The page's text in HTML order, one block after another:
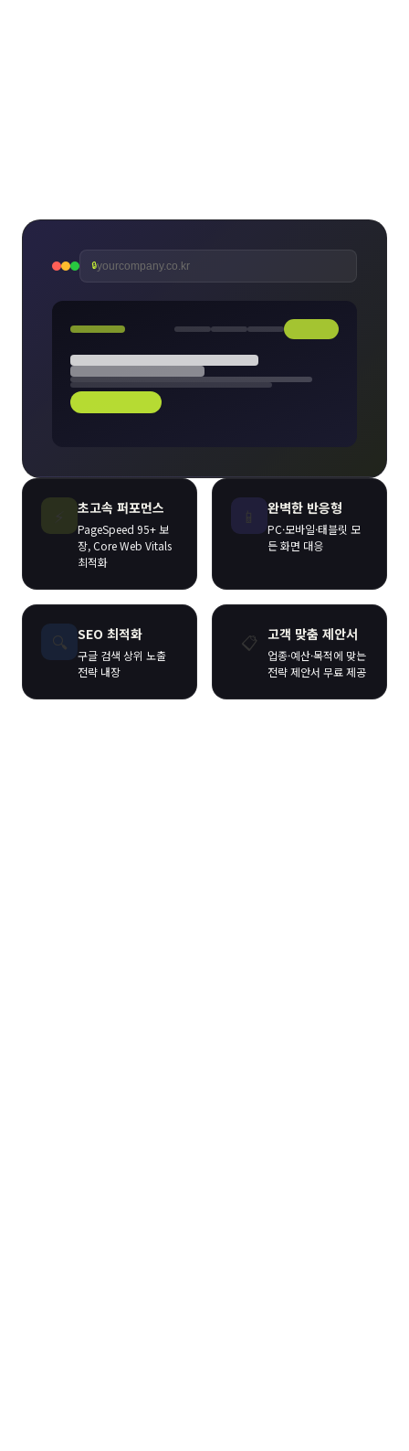
🔒yourcompany.co.kr
초고속 퍼포먼스
PageSpeed 95+ 보
장, Core Web Vitals
최적화
완벽한 반응형
PC·모바일·태블릿 모
든 화면 대응
🔍 SEO 최적화
구글 검색 상위 노출
전략 내장
📋 고객 맞춤 제안서
업종·예산·목적에 맞는
전략 제안서 무료 제공